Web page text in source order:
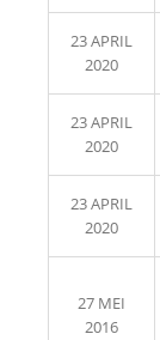
23 APRIL
2020
23 APRIL
2020
23 APRIL
2020
27 MEI
2016